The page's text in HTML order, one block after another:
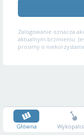
Zalogowanie oznacza
aktualnym brzmieniu.
prosimy o
Główna